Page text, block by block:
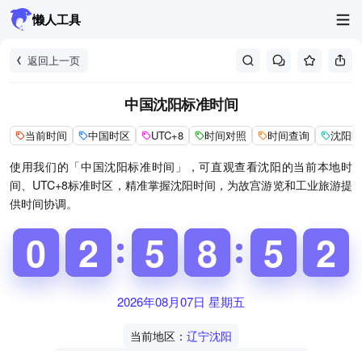
懒人工具
返回上一页
中国沈阳标准时间
当前时间 中国时区 UTC+8 时间对照 时间查询 沈阳
使用我们的「中国沈阳标准时间」，可直观查看沈阳的当前本地时
间、UTC+8标准时区，精准掌握沈阳时间，为故宫游览和工业旅游提
供时间协调。
9
9
0
0 1
1
2
2 4
4
5
5 7
7
8
8 4
5
5 2
2
3
2026年08月07日 星期五
当前地区： 辽宁沈阳